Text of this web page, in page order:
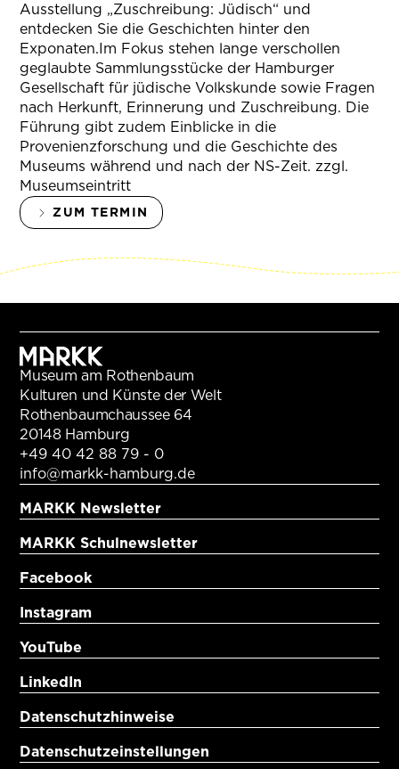
Ausstellung „Zuschreibung: Jüdisch“ und
entdecken Sie die Geschichten hinter den
Exponaten.Im Fokus stehen lange verschollen
geglaubte Sammlungsstücke der Hamburger
Gesellschaft für jüdische Volkskunde sowie Fragen
nach Herkunft, Erinnerung und Zuschreibung. Die
Führung gibt zudem Einblicke in die
Provenienzforschung und die Geschichte des
Museums während und nach der NS-Zeit. zzgl.
Museumseintritt
ZUM TERMIN
Museum am Rothenbaum
Kulturen und Künste der Welt
Rothenbaumchaussee 64
20148 Hamburg
+49 40 42 88 79 - 0
info@markk-hamburg.de
MARKK Newsletter
MARKK Schulnewsletter
Facebook
Instagram
YouTube
LinkedIn
Datenschutzhinweise
Datenschutzeinstellungen